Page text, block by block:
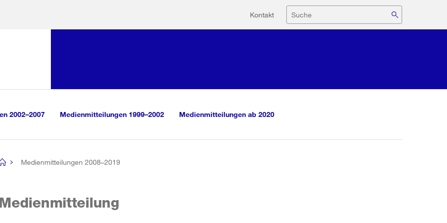
Hilfsnavigation
Kontakt Suche
2002–2007 Medienmitteilungen 1999–2002 Medienmitteilungen ab 2020
Medienmitteilungen 2008–2019